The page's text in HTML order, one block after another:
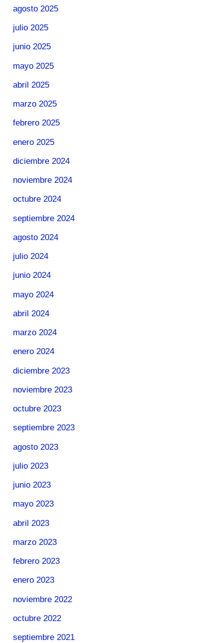
agosto 2025
julio 2025
junio 2025
mayo 2025
abril 2025
marzo 2025
febrero 2025
enero 2025
diciembre 2024
noviembre 2024
octubre 2024
septiembre 2024
agosto 2024
julio 2024
junio 2024
mayo 2024
abril 2024
marzo 2024
enero 2024
diciembre 2023
noviembre 2023
octubre 2023
septiembre 2023
agosto 2023
julio 2023
junio 2023
mayo 2023
abril 2023
marzo 2023
febrero 2023
enero 2023
noviembre 2022
octubre 2022
septiembre 2021